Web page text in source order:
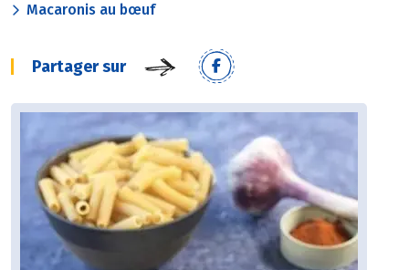
Macaronis au bœuf
Partager sur